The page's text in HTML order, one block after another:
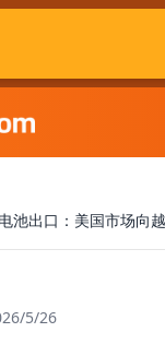
池出口：美国市场向
5/26